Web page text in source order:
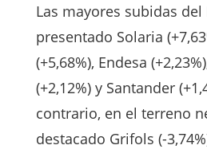
Las mayores subidas del
presentado Solaria
(+5,68%), Endesa
(+2,12%) y Santander
contrario, en el terreno
destacado Grifols (-